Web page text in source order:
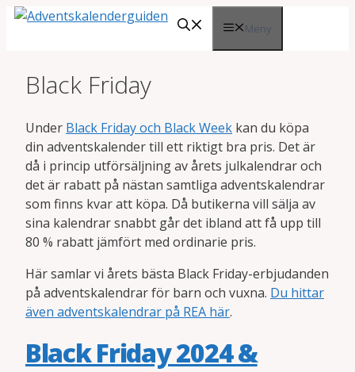
Hoppa
Meny
Black Friday
Under Black Friday och Black Week kan du köpa
din adventskalender till ett riktigt bra pris. Det är
då i princip utförsäljning av årets julkalendrar och
det är rabatt på nästan samtliga adventskalendrar
som finns kvar att köpa. Då butikerna vill sälja av
sina kalendrar snabbt går det ibland att få upp till
80 % rabatt jämfört med ordinarie pris.
Här samlar vi årets bästa Black Friday-erbjudanden
på adventskalendrar för barn och vuxna. Du hittar
även adventskalendrar på REA här.
Black Friday 2024 &